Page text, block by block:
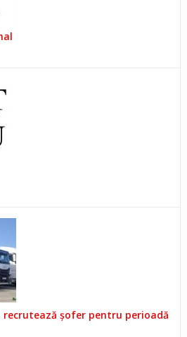
recrutează șofer pentru perioadă